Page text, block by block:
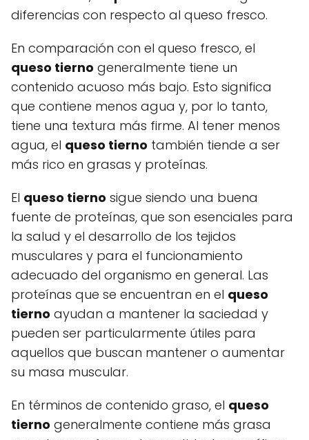
diferencias con respecto al queso fresco.
En comparación con el queso fresco, el
queso tierno generalmente tiene un
contenido acuoso más bajo. Esto significa
que contiene menos agua y, por lo tanto,
tiene una textura más firme. Al tener menos
agua, el queso tierno también tiende a ser
más rico en grasas y proteínas.
El queso tierno sigue siendo una buena
fuente de proteínas, que son esenciales para
la salud y el desarrollo de los tejidos
musculares y para el funcionamiento
adecuado del organismo en general. Las
proteínas que se encuentran en el queso
tierno ayudan a mantener la saciedad y
pueden ser particularmente útiles para
aquellos que buscan mantener o aumentar
su masa muscular.
En términos de contenido graso, el queso
tierno generalmente contiene más grasa